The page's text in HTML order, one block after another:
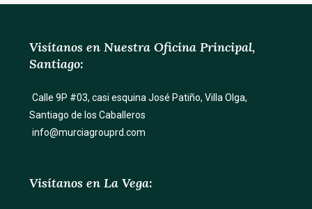
Visítanos en Nuestra Oficina Principal,
Santiago:
Calle 9P #03, casi esquina José Patiño, Villa Olga,
Santiago de los Caballeros
info@murciagrouprd.com
Visítanos en La Vega: